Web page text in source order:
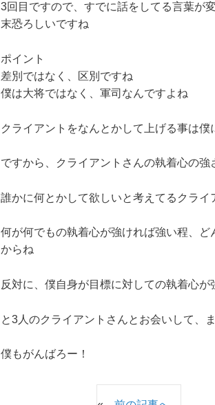
3回目ですので、すでに話をしてる言葉が
末恐ろしいですね
ポイント
差別ではなく、区別ですね
僕は大将ではなく、軍司なんですよね
クライアントをなんとかして上げる事は
ですから、クライアントさんの執着心の
誰かに何とかして欲しいと考えてるクラ
何が何でもの執着心が強ければ強い程、
からね
反対に、僕自身が目標に対しての執着心
と3人のクライアントさんとお会いして、
僕もがんばろー！